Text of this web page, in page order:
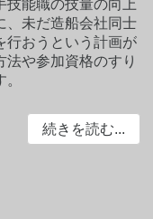
技能職の技量の向上
、未だ造船会社同士
行おうという計画が
や参加資格のすり
続きを読む...